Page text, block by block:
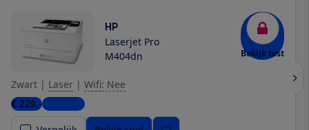
HP
Laserjet Pro
M404dn
Bekijk test
Zwart | Laser | Wifi: Nee
€ 229,-2 winkels